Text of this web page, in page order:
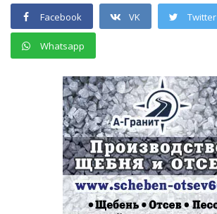
Facebook
VK Twitter
Whatsapp